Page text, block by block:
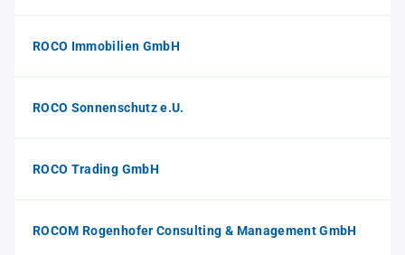
ROCO Immobilien GmbH
ROCO Sonnenschutz e.U.
ROCO Trading GmbH
ROCOM Rogenhofer Consulting & Management GmbH